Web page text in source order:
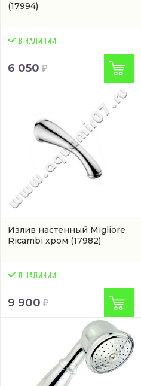
(17994)
6 050
Излив настенный Migliore
Ricambi хром (17982)
9 900